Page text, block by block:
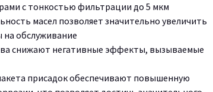
с тонкостью фильтрации до 5 мкм
масел позволяет значительно увеличить
на обслуживание
снижают негативные эффекты, вызываемые
присадок обеспечивают повышенную